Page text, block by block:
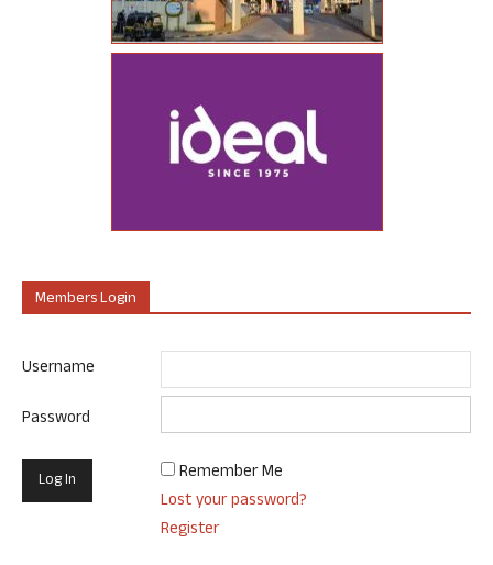
Members Login
Username
Password
Remember Me
Lost your password?
Register